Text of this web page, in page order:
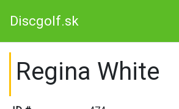
Discgolf.sk
Regina White